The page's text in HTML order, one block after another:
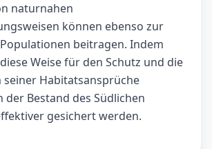
naturnahen
können ebenso zur
beitragen. Indem
Weise für den Schutz und die
seiner Habitatsansprüche
der Bestand des Südlichen
gesichert werden.